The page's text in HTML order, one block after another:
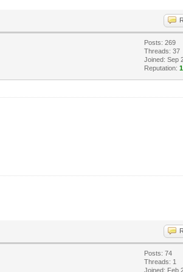
Posts: 269
Threads: 37
Joined: Sep
Reputation:1
Posts: 74
Threads: 1
Joined: Feb